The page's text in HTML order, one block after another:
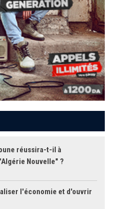
réussira-t-il à
Nouvelle" ?
l'économie et d'ouvrir